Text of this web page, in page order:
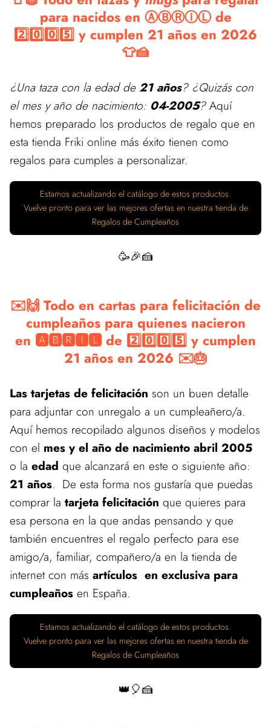
para nacidos en ⒶⒷⓇⒾⓁ de
2️⃣0️⃣0️⃣5️⃣ y cumplen 21 años en 2026
👕🍰
¿Una taza con la edad de21 años? ¿Quizás con
el mes y año de nacimiento: 04-2005?Aquí
hemos preparado los productos de regalo que en
esta tienda Friki online más éxito tienen como
regalos para cumples a personalizar.
Estamos actualizando el catálogo de estos productos.
Vuelve pronto para ver las mejores ofertas en nuestra tienda de
Regalos de Cumpleaños
🥳🎉🍰
✉️🙌 Todo en cartas para felicitación de
cumpleaños para quienes nacieron
en 🅰🅱🆁🅸🅻 de 2️⃣0️⃣0️⃣5️⃣ y cumplen
21 años en 2026 ✉️🎂
Las tarjetas de felicitación son un buen detalle
para adjuntar con unregalo a un cumpleañero/a.
Aquí hemos recopilado algunos diseños y modelos
con el mes y el año de nacimiento abril 2005
o la edad que alcanzará en este o siguiente año:
21 años. De esta forma nos gustaría que puedas
comprar la tarjeta felicitación que quieres para
esa persona en la que andas pensando y que
también encuentres el regalo perfecto para ese
amigo/a, familiar, compañero/a en la tienda de
internet con más artículos en exclusiva para
cumpleaños en España.
Estamos actualizando el catálogo de estos productos.
Vuelve pronto para ver las mejores ofertas en nuestra tienda de
Regalos de Cumpleaños
👑🎈🍰